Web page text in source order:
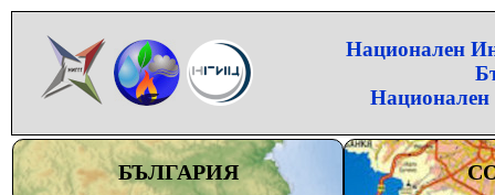
Национален
Национален
БЪЛГАРИЯ